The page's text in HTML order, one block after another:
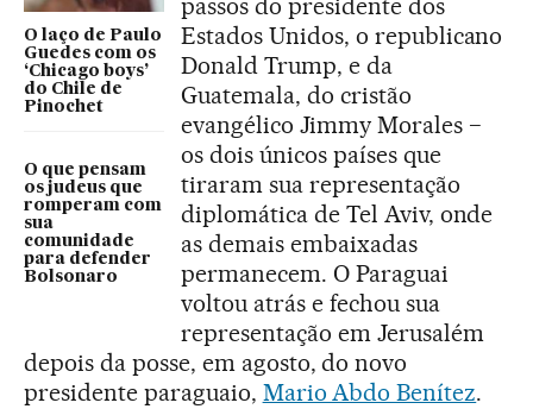
O laço de Paulo
Guedes com os
‘Chicago boys’
do Chile de
Pinochet
O que pensam
os judeus que
romperam com
sua
comunidade
para defender
Bolsonaro
passos do presidente dos
Estados Unidos, o republicano
Donald Trump, e da
Guatemala, do cristão
evangélico Jimmy Morales −
os dois únicos países que
tiraram sua representação
diplomática de Tel Aviv, onde
as demais embaixadas
permanecem. O Paraguai
voltou atrás e fechou sua
representação em Jerusalém
depois da posse, em agosto, do novo
presidente paraguaio, Mario Abdo Benítez.